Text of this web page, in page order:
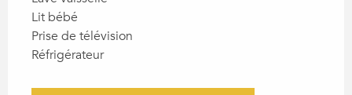
Lit bébé
Prise de télévision
Réfrigérateur